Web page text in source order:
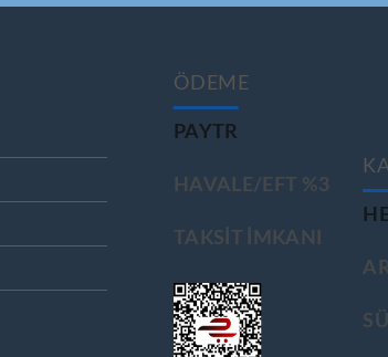
ÖDEME
PAYTR
HAVALE/EFT %3
TAKSIT IMKANI